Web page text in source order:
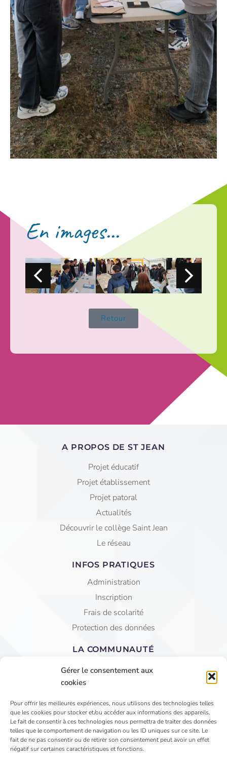
Gérer le consentement aux
cookies
Pour offrir les meilleures expériences, nous utilisons des technologies telles
que les cookies pour stocker et/ou accéder aux informations des appareils.
Le fait de consentir à ces technologies nous permettra de traiter des données
telles que le comportement de navigation ou les ID uniques sur ce site. Le
fait de ne pas consentir ou de retirer son consentement peut avoir un effet
négatif sur certaines caractéristiques et fonctions.
En images...
Retour
A PROPOS DE ST JEAN
Projet éducatif
Projet établissement
Projet patoral
Actualités
Découvrir le collège Saint Jean
Le réseau
INFOS PRATIQUES
Administration
Inscription
Frais de scolarité
Protection des données
LA COMMUNAUTÉ
Equipe éducative
AGEC Saint Jean
4 Rue du Faubourg St Jean - VIHIERS 49310 LYS
HAUT LAYON
02 41 75 81 15